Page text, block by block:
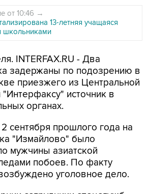
от 10:46 →
13-летняя учащаяся
школьниками
INTERFAX.RU - Два
задержаны по подозрению в
приезжего из Центральной
источник в
органах.
сентября прошлого года на
"Измайлово" было
мужчины азиатской
побоев. По факту
уголовное дело.